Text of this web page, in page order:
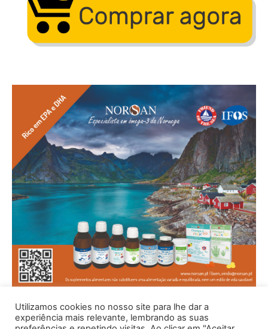
Utilizamos cookies no nosso site para lhe dar a
experiência mais relevante, lembrando as suas